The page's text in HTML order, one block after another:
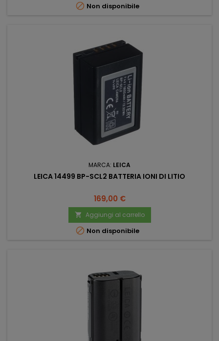
 Non disponibile
MARCA: LEICA
LEICA 14499 BP-SCL2 BATTERIA IONI DI LITIO
Prezzo
169,00 €
 Aggiungi al carrello
 Non disponibile